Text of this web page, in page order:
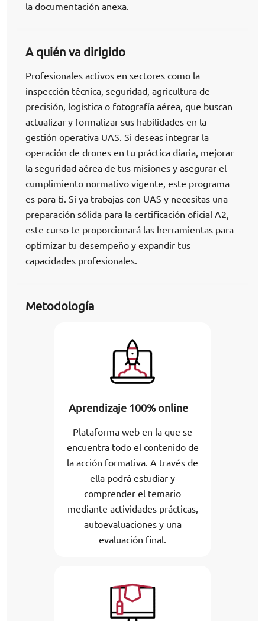
la documentación anexa.
A quién va dirigido
Profesionales activos en sectores como la
inspección técnica, seguridad, agricultura de
precisión, logística o fotografía aérea, que buscan
actualizar y formalizar sus habilidades en la
gestión operativa UAS. Si deseas integrar la
operación de drones en tu práctica diaria, mejorar
la seguridad aérea de tus misiones y asegurar el
cumplimiento normativo vigente, este programa
es para ti. Si ya trabajas con UAS y necesitas una
preparación sólida para la certificación oficial A2,
este curso te proporcionará las herramientas para
optimizar tu desempeño y expandir tus
capacidades profesionales.
Metodología
Aprendizaje 100% online
Plataforma web en la que se
encuentra todo el contenido de
la acción formativa. A través de
ella podrá estudiar y
comprender el temario
mediante actividades prácticas,
autoevaluaciones y una
evaluación final.